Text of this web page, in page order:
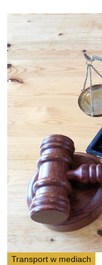
Transport w mediach